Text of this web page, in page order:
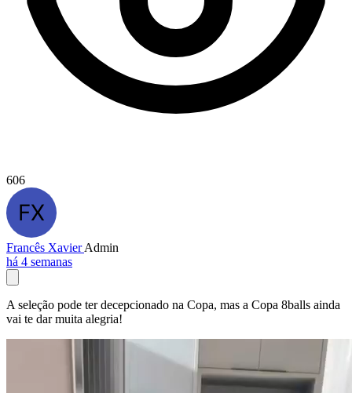
606
Francês XavierAdmin
há 4 semanas
A seleção pode ter decepcionado na Copa, mas a Copa 8balls ainda
vai te dar muita alegria!